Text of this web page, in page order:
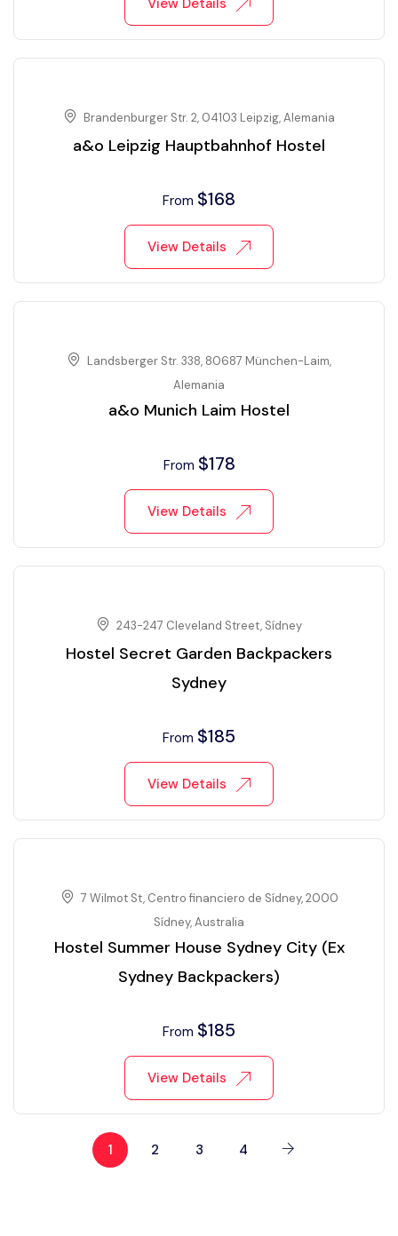
View Details
Brandenburger Str. 2, 04103 Leipzig, Alemania
a&o Leipzig Hauptbahnhof Hostel
From $168
View Details
Landsberger Str. 338, 80687 München-Laim,
Alemania
a&o Munich Laim Hostel
From $178
View Details
243-247 Cleveland Street, Sídney
Hostel Secret Garden Backpackers
Sydney
From $185
View Details
7 Wilmot St, Centro financiero de Sídney, 2000
Sídney, Australia
Hostel Summer House Sydney City (Ex
Sydney Backpackers)
From $185
View Details
1 2 3 4